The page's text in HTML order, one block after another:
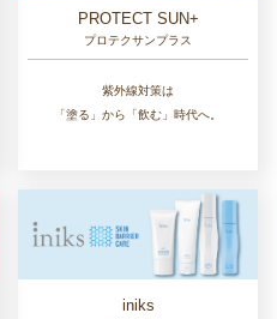
PROTECT SUN+
プロテクサンプラス
紫外線対策は
「塗る」から「飲む」時代へ。
iniks